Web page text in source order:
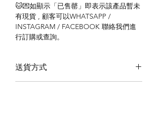
🐱💌如顯示「已售罄」即表示該產品暫未
有現貨 , 顧客可以WHATSAPP /
INSTAGRAM / FACEBOOK 聯絡我們進
行訂購或查詢。
送貨方式